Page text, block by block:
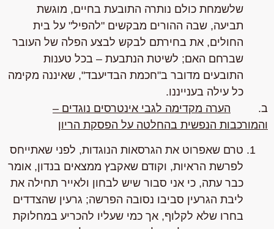
שלשמחת כולם נותרה התובעת בחיים, מוגשת
תביעה, שבה ההורים מבקשים "להפיל" על בית
החולים, את בחירתם לבקש לבצע הפלה של העובר
שברחם האם; לשיטת הנתבעת – בכל טענות
התובעים מדובר ב"חכמת הבדיעבד", שאיננה מקימה
כל עילה בענייננו.
ב.
הערה מקדימה לגבי אינטרסים נוגדים –
והמורכבות הנפשית בהחלטה על הפסקת הריון
טרם שאפרוט את הגרסאות הנוגדות, לפני שאתייחס
לפרשת הראיות, וקודם שאקבץ ממצאים בנדון, אומר
כבר עתה, כי אני סבור שיש לבחון ולאייר תחילה את
ליבת הגרעין סביבו נסובה הפרשה; גרעין שהצדדים
בחרו שלא לקלוף, אך כמי שעליו להכריע במחלוקת